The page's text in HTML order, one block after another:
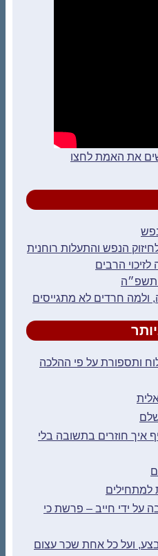
את האמת לחצו
הנפש והתעלות רוחנית
הרבים
תשפ״ה
ולמה חרדים לא מתגייסים
ותספורת על פי ההלכה
איך חוזרים בתשובה בלי
למתחילים
על ידי חייב – פרשת כי